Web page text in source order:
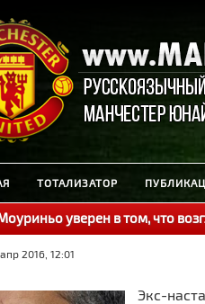
ТОТАЛИЗАТОР
уверен в том, что
2016, 12:01
Экс-